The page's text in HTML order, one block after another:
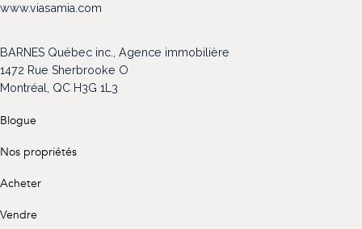
www.viasamia.com
BARNES Québec inc., Agence immobilière
1472 Rue Sherbrooke O
Montréal, QC H3G 1L3
Blogue
Nos propriétés
Acheter
Vendre